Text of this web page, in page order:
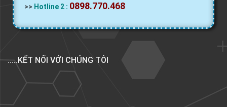
>> Hotline 2 : 0898.770.468
.....KẾT NỐI VỚI CHÚNG TÔI